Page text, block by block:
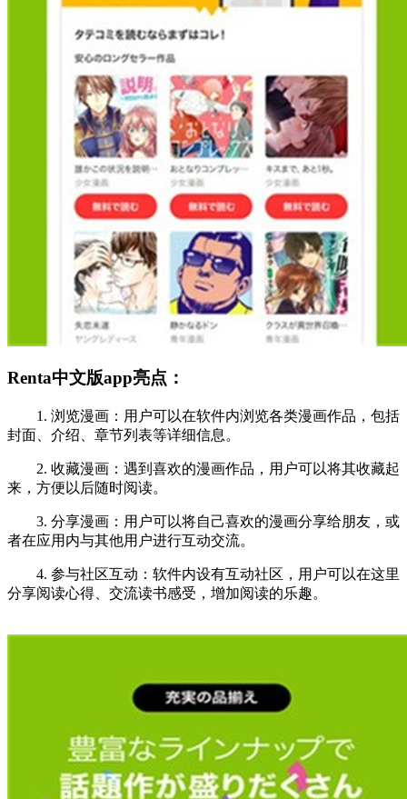
Renta中文版app亮点：
1. 浏览漫画：用户可以在软件内浏览各类漫画作品，包括
封面、介绍、章节列表等详细信息。
2. 收藏漫画：遇到喜欢的漫画作品，用户可以将其收藏起
来，方便以后随时阅读。
3. 分享漫画：用户可以将自己喜欢的漫画分享给朋友，或
者在应用内与其他用户进行互动交流。
4. 参与社区互动：软件内设有互动社区，用户可以在这里
分享阅读心得、交流读书感受，增加阅读的乐趣。